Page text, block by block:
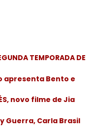
TEMPORADA DE
apresenta Bento e
novo filme de Jia
Guerra, Carla Brasil